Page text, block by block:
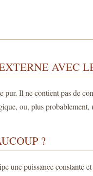
AVEC
Il ne contient pas de
ou, plus
?
une puissance